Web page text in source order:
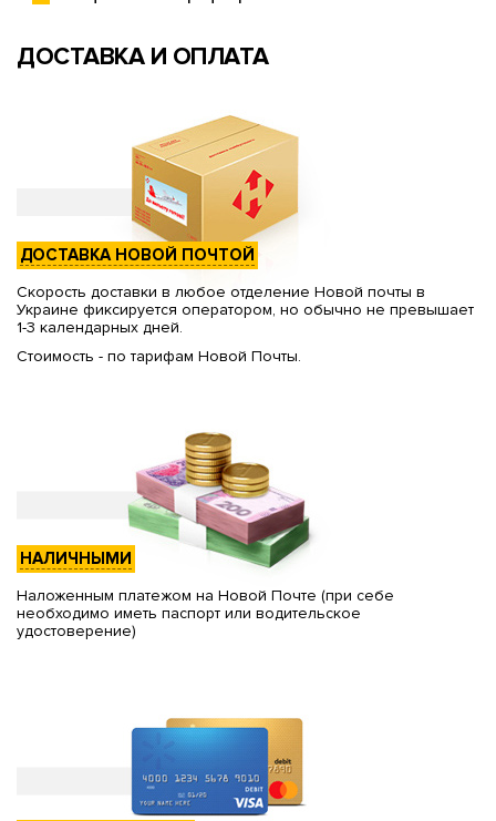
ДОСТАВКА И ОПЛАТА
ДОСТАВКА НОВОЙ ПОЧТОЙ
Скорость доставки в любое отделение Новой почты в
Украине фиксируется оператором, но обычно не превышает
1-3 календарных дней.
Стоимость - по тарифам Новой Почты.
НАЛИЧНЫМИ
Наложенным платежом на Новой Почте (при себе
необходимо иметь паспорт или водительское
удостоверение)